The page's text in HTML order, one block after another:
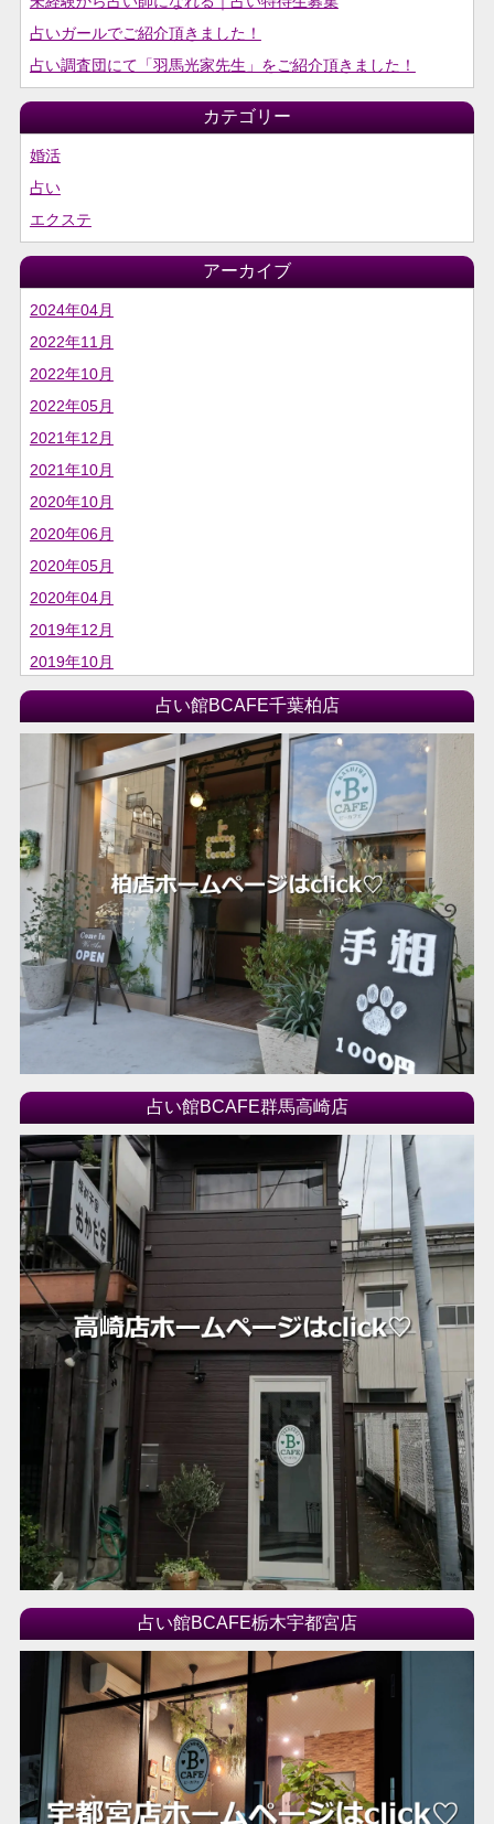
占いガールでご紹介頂きました！
占い調査団にて「羽馬光家先生」をご紹介頂きました！
カテゴリー
婚活
占い
エクステ
アーカイブ
2024年04月
2022年11月
2022年10月
2022年05月
2021年12月
2021年10月
2020年10月
2020年06月
2020年05月
2020年04月
2019年12月
2019年10月
2019年06月
2019年04月
2019年03月
2018年04月
2018年03月
2018年02月
2018年01月
2017年12月
2017年11月
2017年10月
2017年09月
2017年08月
2017年07月
2017年05月
2017年04月
2017年03月
2017年02月
2017年01月
2016年12月
2016年11月
2016年10月
2016年09月
2016年08月
2016年07月
2016年06月
2016年04月
2016年03月
2016年02月
2015年12月
2015年11月
2015年10月
2015年09月
2015年08月
2015年07月
占い館BCAFE千葉柏店
占い館BCAFE群馬高崎店
占い館BCAFE栃木宇都宮店